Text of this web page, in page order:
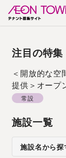
注目の特集
＜開放的な空
提供＞オープ
アーモール特集
常設
施設一覧
施設名から探